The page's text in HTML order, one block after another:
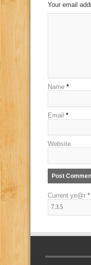
Your email
Name *
Email *
Website
Current ye@r *